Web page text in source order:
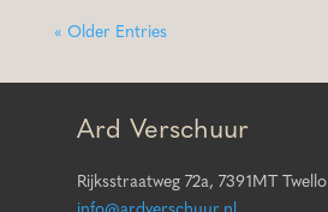
« Older Entries
Ard Verschuur
Rijksstraatweg 72a, 7391MT Twello